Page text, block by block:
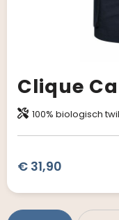
Clique
100% biologisch
€ 31,90